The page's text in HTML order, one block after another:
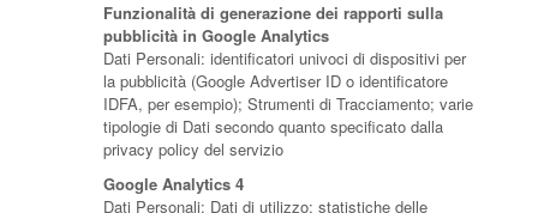
Funzionalità di generazione dei rapporti sulla
pubblicità in Google Analytics
Dati Personali: identificatori univoci di dispositivi per
la pubblicità (Google Advertiser ID o identificatore
IDFA, per esempio); Strumenti di Tracciamento; varie
tipologie di Dati secondo quanto specificato dalla
privacy policy del servizio
Google Analytics 4
Dati Personali: Dati di utilizzo; statistiche delle